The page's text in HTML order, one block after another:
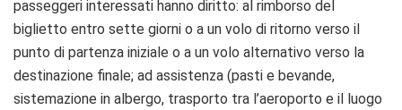
passeggeri interessati hanno diritto: al rimborso del
biglietto entro sette giorni o a un volo di ritorno verso il
punto di partenza iniziale o a un volo alternativo verso la
destinazione finale; ad assistenza (pasti e bevande,
sistemazione in albergo, trasporto tra l’aeroporto e il luogo